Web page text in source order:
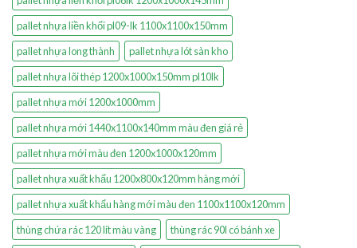
pallet nhựa liền khối pl09-lk 1100x1100x150mm
pallet nhựa long thành
pallet nhựa lót sàn kho
pallet nhựa lõi thép 1200x1000x150mm pl10lk
pallet nhựa mới 1200x1000mm
pallet nhựa mới 1440x1100x140mm màu đen giá rẻ
pallet nhựa mới màu đen 1200x1000x120mm
pallet nhựa xuất khẩu 1200x800x120mm hàng mới
pallet nhựa xuất khẩu hàng mới màu đen 1100x1100x120mm
thùng chứa rác 120 lít màu vàng
thùng rác 90l có bánh xe